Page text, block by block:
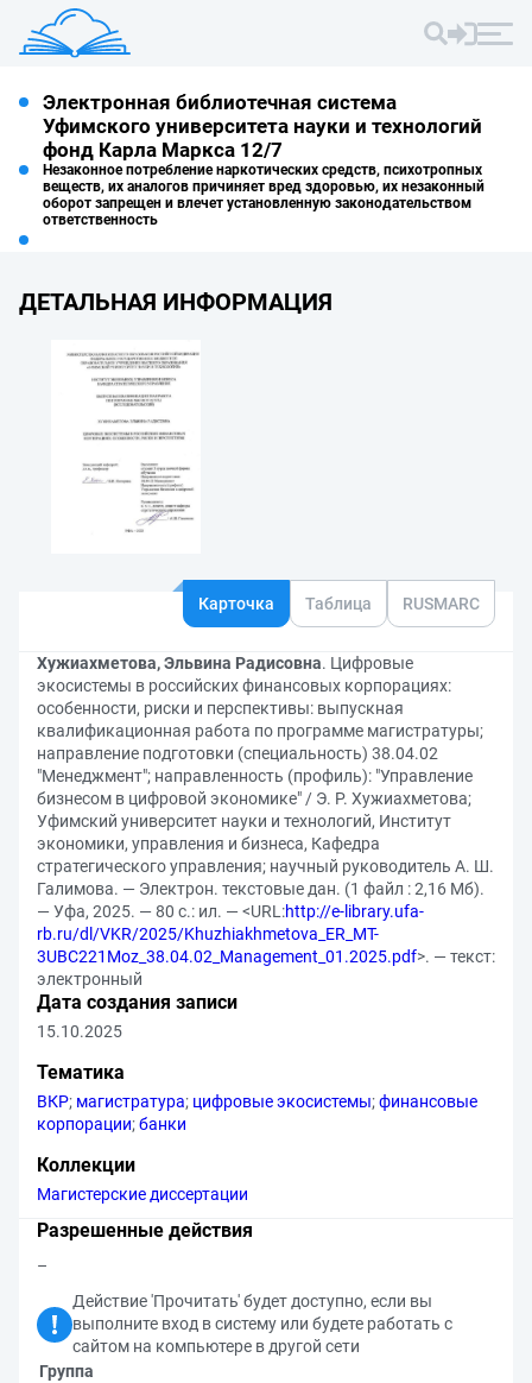
Электронная библиотечная система
Уфимского университета науки и технологий
фонд Карла Маркса 12/7
Незаконное потребление наркотических средств, психотропных
веществ, их аналогов причиняет вред здоровью, их незаконный
оборот запрещен и влечет установленную законодательством
ответственность
ДЕТАЛЬНАЯ ИНФОРМАЦИЯ
Карточка Таблица RUSMARC
Хужиахметова, Эльвина Радисовна. Цифровые
экосистемы в российских финансовых корпорациях:
особенности, риски и перспективы: выпускная
квалификационная работа по программе магистратуры;
направление подготовки (специальность) 38.04.02
"Менеджмент"; направленность (профиль): "Управление
бизнесом в цифровой экономике" / Э. Р. Хужиахметова;
Уфимский университет науки и технологий, Институт
экономики, управления и бизнеса, Кафедра
стратегического управления; научный руководитель А. Ш.
Галимова. — Электрон. текстовые дан. (1 файл : 2,16 Мб).
— Уфа, 2025. — 80 с.: ил. — <URL:http://e-library.ufa-
rb.ru/dl/VKR/2025/Khuzhiakhmetova_ER_MT-
3UBC221Moz_38.04.02_Management_01.2025.pdf>. — текст:
электронный
Дата создания записи
15.10.2025
Тематика
ВКР; магистратура; цифровые экосистемы;финансовые
корпорации;банки
Коллекции
Магистерские диссертации
Разрешенные действия
–
Действие 'Прочитать' будет доступно, если вы
выполните вход в систему или будете работать с
сайтом на компьютере в другой сети
Группа